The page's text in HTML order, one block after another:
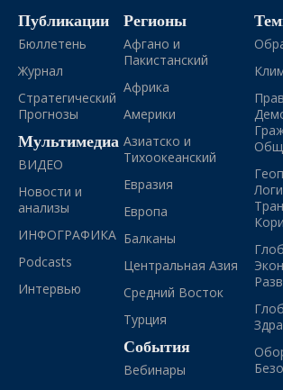
Публикации
Бюллетень
Журнал
Стратегический
Прогнозы
Мультимедиа
ВИДЕО
Новости и
анализы
ИНФОГРАФИКА
Podcasts
Интервью
Регионы
Афгано и
Пакистанский
Африка
Америки
Азиатско и
Тихоокеанский
Евразия
Европа
Балканы
Центральная Азия
Средний Восток
Турция
События
Вебинары